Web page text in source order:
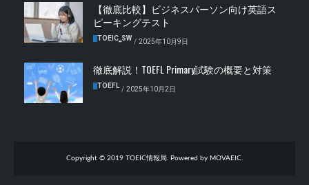
【徹底比較】ビジネスパーソン向け英語ス
ピーキングテスト
TOEIC‗SW / 2025年10月9日
徹底解説！TOEFL Primary試験の概要と対策
TOEFL / 2025年10月2日
Copyright © 2019 TOEIC情報局. Powered by MOVAEIC.